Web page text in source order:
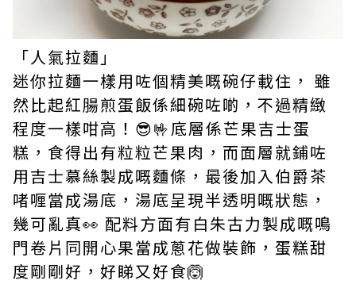
「人氣拉麵」
迷你拉麵一樣用咗個精美嘅碗仔載住， 雖
然比起紅腸煎蛋飯係細碗咗啲，不過精緻
程度一樣咁高！😎🤟底層係芒果吉士蛋
糕，食得出有粒粒芒果肉，而面層就鋪咗
用吉士慕絲製成嘅麵條，最後加入伯爵茶
啫喱當成湯底，湯底呈現半透明嘅狀態，
幾可亂真👀 配料方面有白朱古力製成嘅鳴
門卷片同開心果當成蔥花做裝飾，蛋糕甜
度剛剛好，好睇又好食🙆